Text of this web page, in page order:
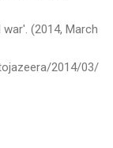
(2014, March
2014/03/